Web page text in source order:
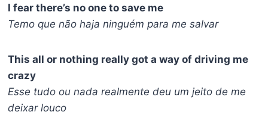
I fear there’s no one to save me
Temo que não haja ninguém para me salvar
This all or nothing really got a way of driving me
crazy
Esse tudo ou nada realmente deu um jeito de me
deixar louco